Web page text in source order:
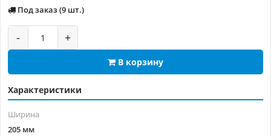
Под заказ (9 шт.)
- +
В корзину
Характеристики
Ширина
205 мм